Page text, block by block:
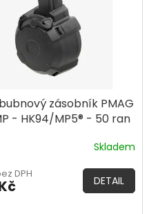
zásobník PMAG
- HK94/MP5® - 50 ran
Skladem
DPH
DETAIL